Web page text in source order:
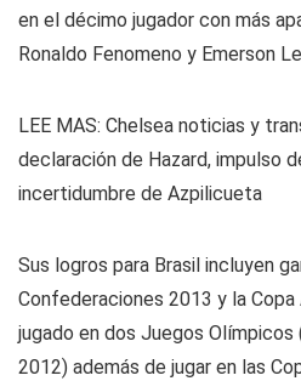
en el décimo jugador con más
Ronaldo Fenomeno y Emerson
LEE MAS: Chelsea noticias y
declaración de Hazard, impulso
incertidumbre de Azpilicueta
Sus logros para Brasil incluyen
Confederaciones 2013 y la
jugado en dos Juegos Olímpicos
2012) además de jugar en las